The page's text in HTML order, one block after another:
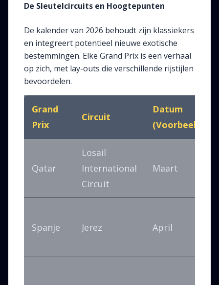
De Sleutelcircuits en Hoogtepunten
De kalender van 2026 behoudt zijn klassiekers
en integreert potentieel nieuwe exotische
bestemmingen. Elke Grand Prix is een verhaal
op zich, met lay-outs die verschillende rijstijlen
bevoordelen.
Grand
Prix
Circuit
Datum
(Voorbeeld)
Qatar
Losail
International
Circuit
Maart
Spanje Jerez April